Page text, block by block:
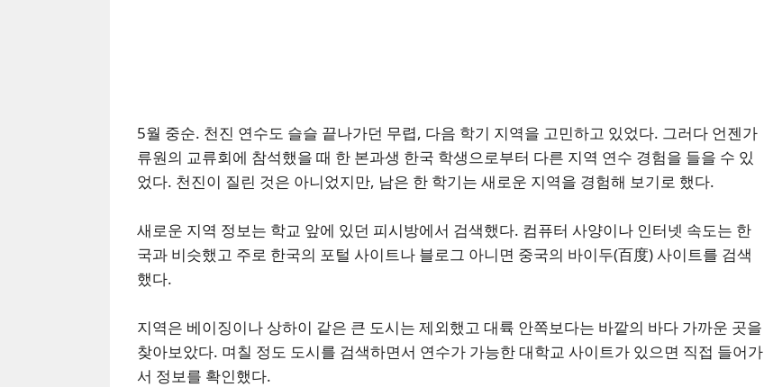
5월 중순. 천진 연수도 슬슬 끝나가던 무렵, 다음 학기 지역을 고민하고 있었다. 그러다 언젠가
류원의 교류회에 참석했을 때 한 본과생 한국 학생으로부터 다른 지역 연수 경험을 들을 수 있
었다. 천진이 질린 것은 아니었지만, 남은 한 학기는 새로운 지역을 경험해 보기로 했다.
새로운 지역 정보는 학교 앞에 있던 피시방에서 검색했다. 컴퓨터 사양이나 인터넷 속도는 한
국과 비슷했고 주로 한국의 포털 사이트나 블로그 아니면 중국의 바이두(百度) 사이트를 검색
했다.
지역은 베이징이나 상하이 같은 큰 도시는 제외했고 대륙 안쪽보다는 바깥의 바다 가까운 곳을
찾아보았다. 며칠 정도 도시를 검색하면서 연수가 가능한 대학교 사이트가 있으면 직접 들어가
서 정보를 확인했다.